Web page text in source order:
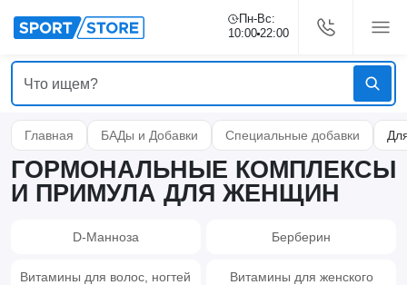
Пн-Вс:
10:00 22:00
Главная БАДы и Добавки Специальные добавки
ГОРМОНАЛЬНЫЕ КОМПЛЕКСЫ
И ПРИМУЛА ДЛЯ ЖЕНЩИН
D-Манноза Берберин
Витамины для волос, ногтей
Витамины для женского